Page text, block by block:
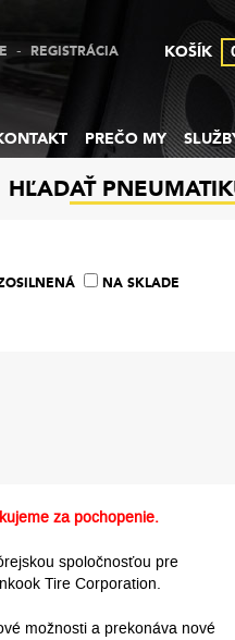
- REGISTRÁCIA KOŠÍK
PREČO MY
HĽADAŤ
NA SKLADE
za pochopenie.
spoločnosťou pre
Tire Corporation.
možnosti a prekonáva nové